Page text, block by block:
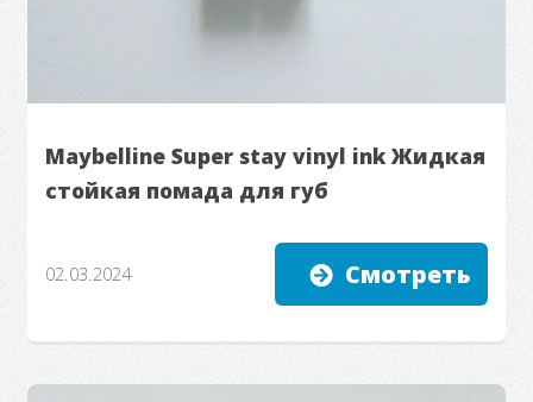
Maybelline Super stay vinyl ink Жидкая
стойкая помада для губ
02.03.2024 Смотреть